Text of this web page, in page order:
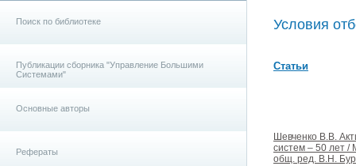
Поиск по библиотеке
Публикации сборника "Управление Большими
Системами"
Основные авторы
Рефераты
Условия
Статьи
Шевченко В.В.
систем – 50 лет /
общ. ред. В.Н.